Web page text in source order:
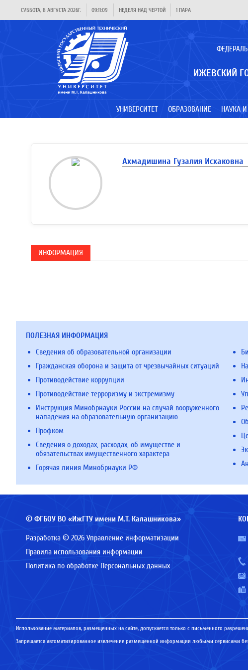
СУББОТА, 8 АВГУСТА 2026Г. 09:11:09 НЕДЕЛЯ НАД ЧЕРТОЙ 1 ПАРА
ИЖЕВСКИЙ
УНИВЕРСИТЕТ ОБРАЗОВАНИЕ НАУКА
Ахмадишина Гузалия Исхаковна
ИНФОРМАЦИЯ
ПОЛЕЗНАЯ ИНФОРМАЦИЯ
Сведения об образовательной организации
Гражданская оборона и защита от чрезвычайных ситуаций
Противодействие коррупции
Противодействие терроризму и экстремизму
Инструкция Минобрнауки России на случай вооруженного
нападения на образовательную организацию
Профком
Сведения о доходах, расходах, об имуществе и
обязательствах имущественного характера
Горячая линия Минобрнауки РФ
© ФГБОУ ВО «ИжГТУ имени М.Т. Калашникова»
Разработка © 2026 Управление информатизации
Правила использования информации
Политика по обработке Персональных данных
Использование материалов, размещенных на сайте, допускается только с письменного
Запрещается автоматизированное извлечение размещенной информации любыми сервисами